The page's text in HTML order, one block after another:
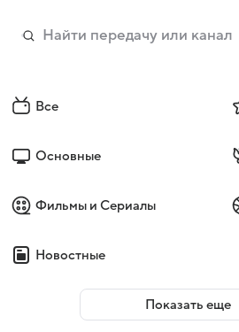
Все
Основные
Фильмы и Сериалы
Новостные
Показать еще